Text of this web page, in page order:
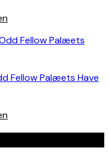
Fellow Palæets Have